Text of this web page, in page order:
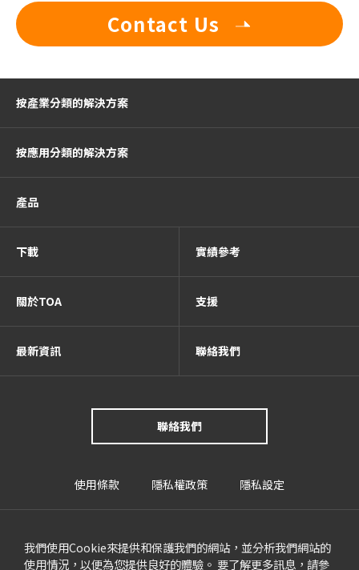
我們使用Cookie來提供和保護我們的網站，並分析我們網站的
使用情況，以便為您提供良好的體驗。 要了解更多訊息，請參
Contact Us
按產業分類的解決方案
按應用分類的解決方案
產品
下載 實績參考
關於TOA 支援
最新資訊 聯絡我們
聯絡我們
使用條款 隱私權政策 隱私設定